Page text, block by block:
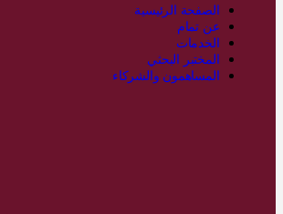
الصفحة الرئيسية
عن تمام
الخدمات
المختبر البحثي
المساهمون والشركاء